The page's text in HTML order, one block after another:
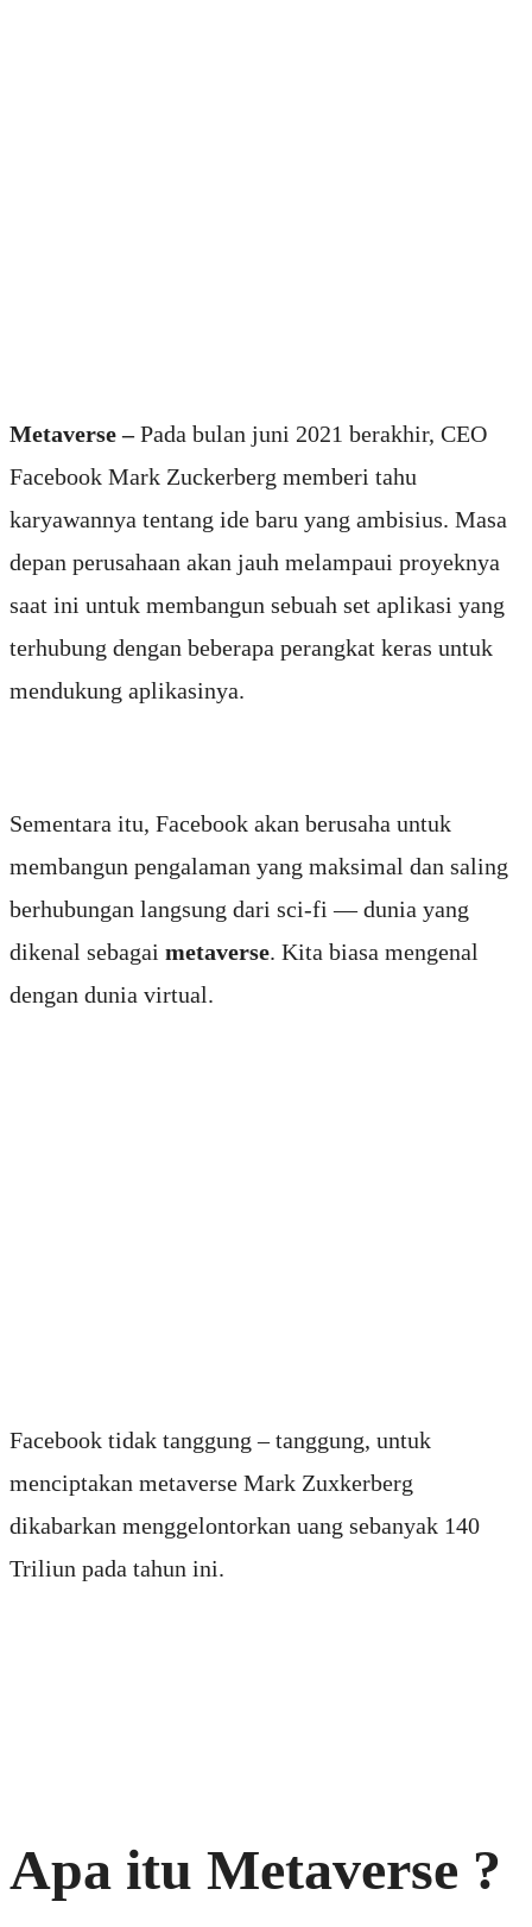
Metaverse –Pada bulan juni 2021 berakhir, CEO
Facebook Mark Zuckerberg memberi tahu
karyawannya tentang ide baru yang ambisius. Masa
depan perusahaan akan jauh melampaui proyeknya
saat ini untuk membangun sebuah set aplikasi yang
terhubung dengan beberapa perangkat keras untuk
mendukung aplikasinya.
Sementara itu, Facebook akan berusaha untuk
membangun pengalaman yang maksimal dan saling
berhubungan langsung dari sci-fi — dunia yang
dikenal sebagai metaverse. Kita biasa mengenal
dengan dunia virtual.
Facebook tidak tanggung – tanggung, untuk
menciptakan metaverse Mark Zuxkerberg
dikabarkan menggelontorkan uang sebanyak 140
Triliun pada tahun ini.
Apa itu Metaverse ?